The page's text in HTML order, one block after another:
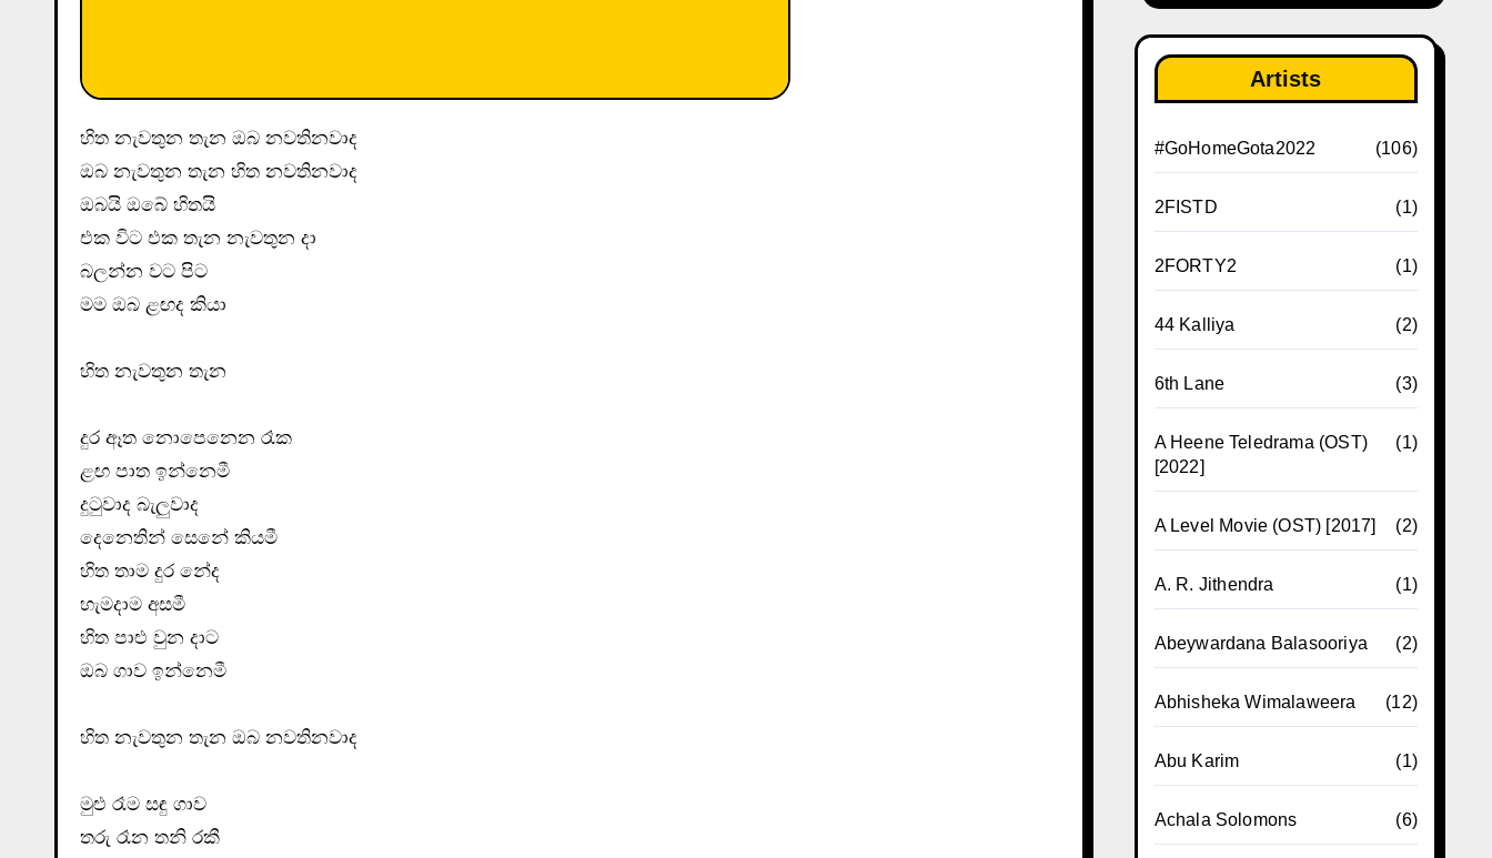
හිත නැවතුන තැන ඔබ නවතිනවාද
ඔබ නැවතුන තැන හිත නවතිනවාද
ඔබයි ඔබේ හිතයි
එක විට එක තැන නැවතුන දා
බලන්න වට පිට
මම ඔබ ළඟද කියා
හිත නැවතුන තැන
දුර ඈත නොපෙනෙන රෑක
ළඟ පාත ඉන්නෙමී
දුටුවාද බැලුවාද
දෙනෙතින් සෙනේ කියමී
හිත තාම දුර නේද
හැමදාම අසමී
හිත පාළු වුන දාට
ඔබ ගාව ඉන්නෙමී
හිත නැවතුන තැන ඔබ නවතිනවාද
මුළු රෑම සඳු ගාව
තරු රෑන තනි රකී
Artists
#GoHomeGota2022 (106)
2FISTD (1)
2FORTY2 (1)
44 Kalliya (2)
6th Lane (3)
A Heene Teledrama (OST)
[2022]
(1)
A Level Movie (OST) [2017] (2)
A. R. Jithendra (1)
Abeywardana Balasooriya (2)
Abhisheka Wimalaweera (12)
Abu Karim (1)
Achala Solomons (6)